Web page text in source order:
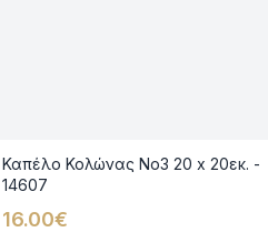
Καπέλο Κολώνας Νο3 20 x 20εκ. -
14607
16.00€